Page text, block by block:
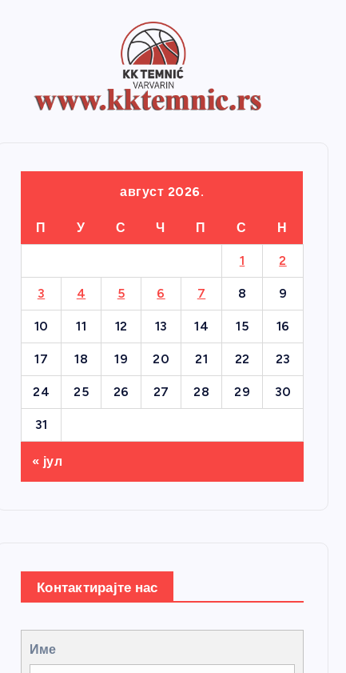
август 2026.
П У С Ч П С Н
1 2
3 4 5 6 7 8 9
10 11 12 13 14 15 16
17 18 19 20 21 22 23
24 25 26 27 28 29 30
31
« јул
Контактирајте нас
Име